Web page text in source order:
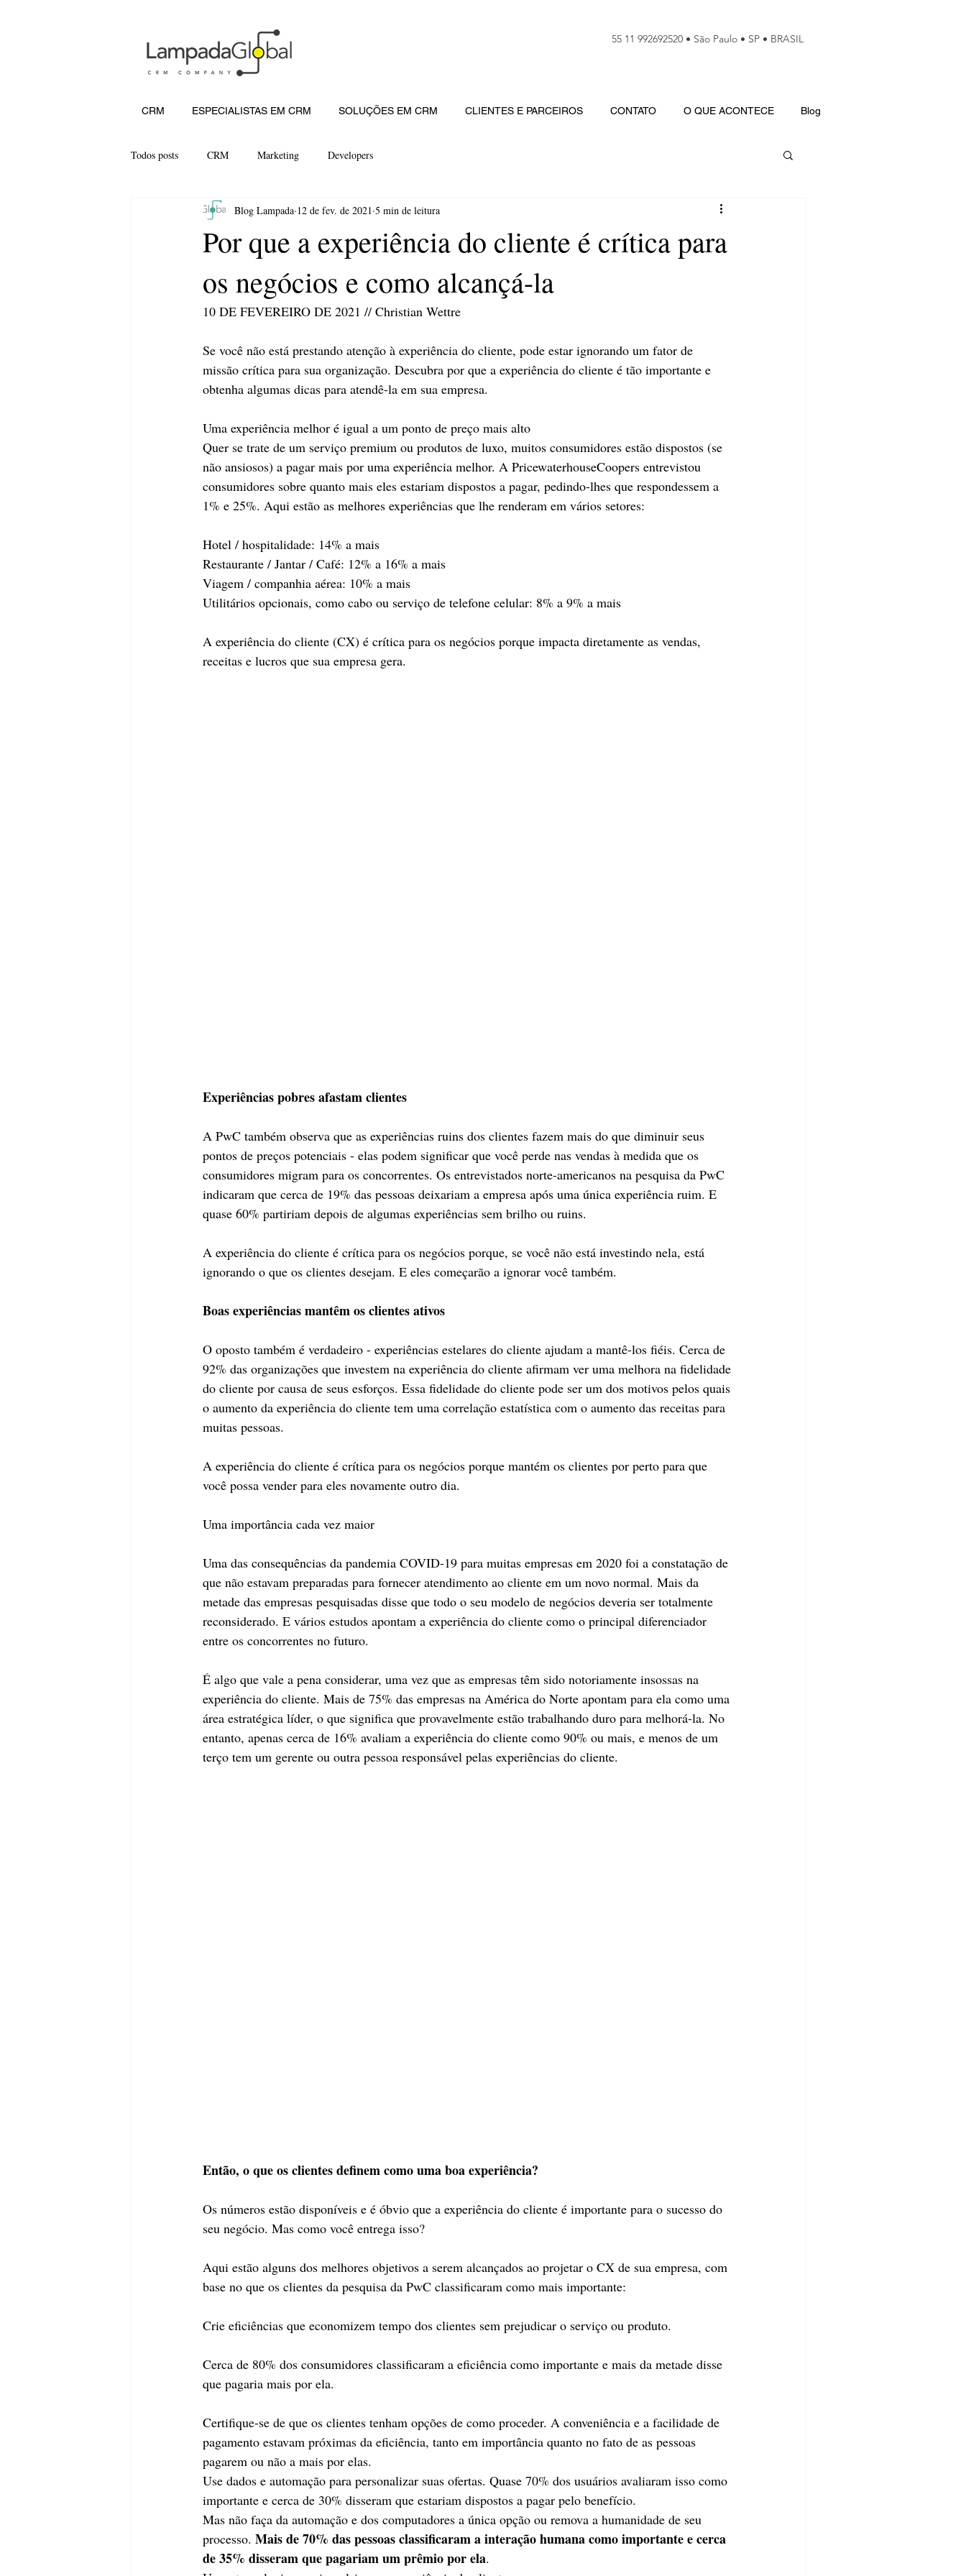
55 11 992692520 • São Paulo • SP • BRASIL
CRM ESPECIALISTAS EM CRM SOLUÇÕES EM CRM CLIENTES E PARCEIROS CONTATO O QUE ACONTECE Blog
Todos posts CRM Marketing Developers
Por que a experiência do cliente é crítica para
os negócios e como alcançá-la
Blog Lampada 12 de fev. de 2021 5 min de leitura
10 DE FEVEREIRO DE 2021 // Christian Wettre
Se você não está prestando atenção à experiência do cliente, pode estar ignorando um fator de
missão crítica para sua organização. Descubra por que a experiência do cliente é tão importante e
obtenha algumas dicas para atendê-la em sua empresa.
Uma experiência melhor é igual a um ponto de preço mais alto
Quer se trate de um serviço premium ou produtos de luxo, muitos consumidores estão dispostos (se
não ansiosos) a pagar mais por uma experiência melhor. A PricewaterhouseCoopers entrevistou
consumidores sobre quanto mais eles estariam dispostos a pagar, pedindo-lhes que respondessem a
1% e 25%. Aqui estão as melhores experiências que lhe renderam em vários setores:
Hotel / hospitalidade: 14% a mais
Restaurante / Jantar / Café: 12% a 16% a mais
Viagem / companhia aérea: 10% a mais
Utilitários opcionais, como cabo ou serviço de telefone celular: 8% a 9% a mais
A experiência do cliente (CX) é crítica para os negócios porque impacta diretamente as vendas,
receitas e lucros que sua empresa gera.
Experiências pobres afastam clientes
A PwC também observa que as experiências ruins dos clientes fazem mais do que diminuir seus
pontos de preços potenciais - elas podem significar que você perde nas vendas à medida que os
consumidores migram para os concorrentes. Os entrevistados norte-americanos na pesquisa da PwC
indicaram que cerca de 19% das pessoas deixariam a empresa após uma única experiência ruim. E
quase 60% partiriam depois de algumas experiências sem brilho ou ruins.
A experiência do cliente é crítica para os negócios porque, se você não está investindo nela, está
ignorando o que os clientes desejam. E eles começarão a ignorar você também.
Boas experiências mantêm os clientes ativos
O oposto também é verdadeiro - experiências estelares do cliente ajudam a mantê-los fiéis. Cerca de
92% das organizações que investem na experiência do cliente afirmam ver uma melhora na fidelidade
do cliente por causa de seus esforços. Essa fidelidade do cliente pode ser um dos motivos pelos quais
o aumento da experiência do cliente tem uma correlação estatística com o aumento das receitas para
muitas pessoas.
A experiência do cliente é crítica para os negócios porque mantém os clientes por perto para que
você possa vender para eles novamente outro dia.
Uma importância cada vez maior
Uma das consequências da pandemia COVID-19 para muitas empresas em 2020 foi a constatação de
que não estavam preparadas para fornecer atendimento ao cliente em um novo normal. Mais da
metade das empresas pesquisadas disse que todo o seu modelo de negócios deveria ser totalmente
reconsiderado. E vários estudos apontam a experiência do cliente como o principal diferenciador
entre os concorrentes no futuro.
É algo que vale a pena considerar, uma vez que as empresas têm sido notoriamente insossas na
experiência do cliente. Mais de 75% das empresas na América do Norte apontam para ela como uma
área estratégica líder, o que significa que provavelmente estão trabalhando duro para melhorá-la. No
entanto, apenas cerca de 16% avaliam a experiência do cliente como 90% ou mais, e menos de um
terço tem um gerente ou outra pessoa responsável pelas experiências do cliente.
Então, o que os clientes definem como uma boa experiência?
Os números estão disponíveis e é óbvio que a experiência do cliente é importante para o sucesso do
seu negócio. Mas como você entrega isso?
Aqui estão alguns dos melhores objetivos a serem alcançados ao projetar o CX de sua empresa, com
base no que os clientes da pesquisa da PwC classificaram como mais importante:
Crie eficiências que economizem tempo dos clientes sem prejudicar o serviço ou produto.
Cerca de 80% dos consumidores classificaram a eficiência como importante e mais da metade disse
que pagaria mais por ela.
Certifique-se de que os clientes tenham opções de como proceder. A conveniência e a facilidade de
pagamento estavam próximas da eficiência, tanto em importância quanto no fato de as pessoas
pagarem ou não a mais por elas.
Use dados e automação para personalizar suas ofertas. Quase 70% dos usuários avaliaram isso como
importante e cerca de 30% disseram que estariam dispostos a pagar pelo benefício.
Mas não faça da automação e dos computadores a única opção ou remova a humanidade de seu
processo. Mais de 70% das pessoas classificaram a interação humana como importante e cerca
de 35% disseram que pagariam um prêmio por ela.